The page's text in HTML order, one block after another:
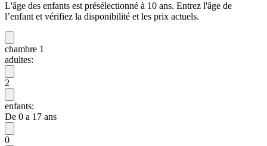
L'âge des enfants est présélectionné à 10 ans. Entrez l'âge de
l’enfant et vérifiez la disponibilité et les prix actuels.
chambre 1
adultes:
2
enfants:
De 0 a 17 ans
0